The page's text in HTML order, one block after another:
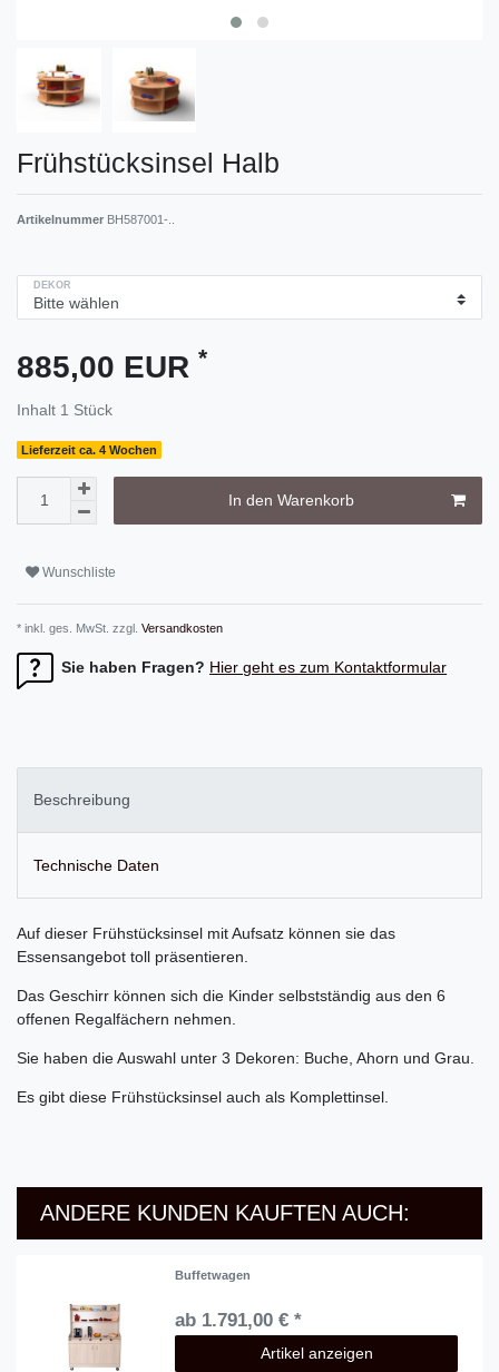
Frühstücksinsel Halb
Artikelnummer BH587001-..
DEKOR
885,00 EUR *
Inhalt 1 Stück
Lieferzeit ca. 4 Wochen
In den Warenkorb
Wunschliste
* inkl. ges. MwSt. zzgl. Versandkosten
Sie haben Fragen? Hier geht es zum Kontaktformular
Beschreibung
Technische Daten
Auf dieser Frühstücksinsel mit Aufsatz können sie das
Essensangebot toll präsentieren.
Das Geschirr können sich die Kinder selbstständig aus den 6
offenen Regalfächern nehmen.
Sie haben die Auswahl unter 3 Dekoren: Buche, Ahorn und Grau.
Es gibt diese Frühstücksinsel auch als Komplettinsel.
ANDERE KUNDEN KAUFTEN AUCH:
Buffetwagen
ab 1.791,00 € *
Artikel anzeigen